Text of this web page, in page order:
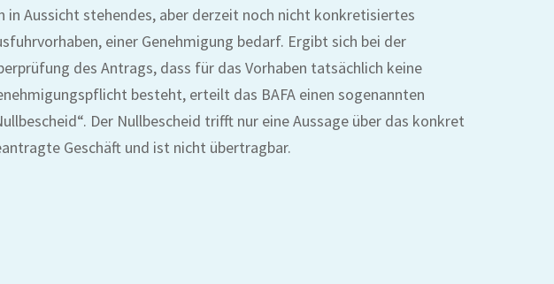
in Aussicht stehendes, aber derzeit noch nicht konkretisiertes
einer Genehmigung bedarf. Ergibt sich bei der
des Antrags, dass für das Vorhaben tatsächlich keine
besteht, erteilt das BAFA einen sogenannten
Der Nullbescheid trifft nur eine Aussage über das konkret
Geschäft und ist nicht übertragbar.